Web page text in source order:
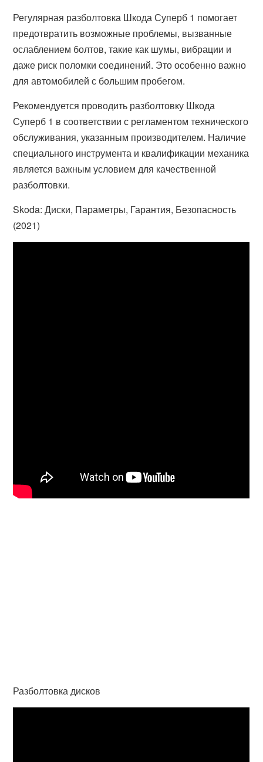
Регулярная разболтовка Шкода Суперб 1 помогает
предотвратить возможные проблемы, вызванные
ослаблением болтов, такие как шумы, вибрации и
даже риск поломки соединений. Это особенно важно
для автомобилей с большим пробегом.
Рекомендуется проводить разболтовку Шкода
Суперб 1 в соответствии с регламентом технического
обслуживания, указанным производителем. Наличие
специального инструмента и квалификации механика
является важным условием для качественной
разболтовки.
Skoda: Диски, Параметры, Гарантия, Безопасность
(2021)
Разболтовка дисков